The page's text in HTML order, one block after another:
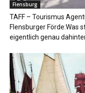
Flensburg
TAFF – Tourismus
Flensburger Förde:Was
eigentlich genau